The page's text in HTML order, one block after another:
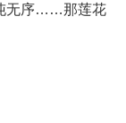
无序……那莲花